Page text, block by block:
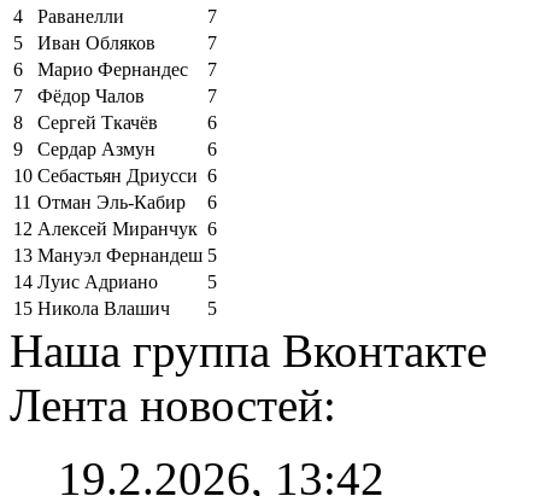
4
Раванелли
7
5
Иван Обляков
7
6
Марио Фернандес
7
7
Фёдор Чалов
7
8
Сергей Ткачёв
6
9
Сердар Азмун
6
10 Себастьян Дриусси 6
11 Отман Эль-Кабир
6
12 Алексей Миранчук 6
13 Мануэл Фернандеш 5
14 Луис Адриано
5
15 Никола Влашич 5
Наша группа Вконтакте
Лента новостей:
19.2.2026, 13:42